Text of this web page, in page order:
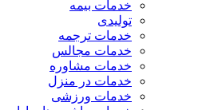
خدمات بیمه
تولیدی
خدمات ترجمه
خدمات مجالس
خدمات مشاوره
خدمات در منزل
خدمات ورزشی